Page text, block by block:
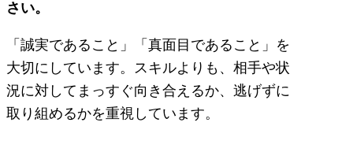
さい。
「誠実であること」「真面目であること」を
大切にしています。スキルよりも、相手や状
況に対してまっすぐ向き合えるか、逃げずに
取り組めるかを重視しています。